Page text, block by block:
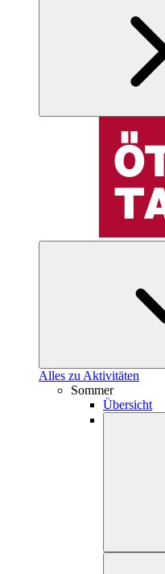
Alles zu Aktivitäten
Sommer
Übersicht